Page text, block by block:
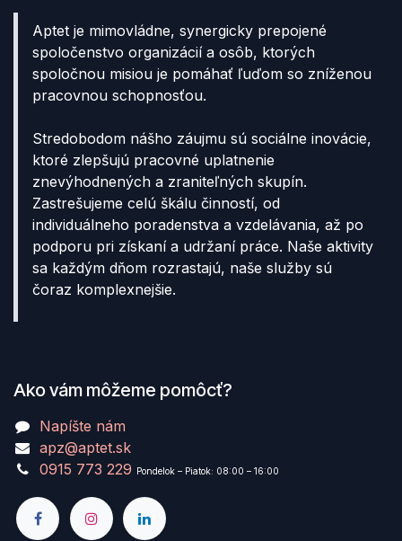
Aptet je mimovládne, synergicky prepojené
spoločenstvo organizácií a osôb, ktorých
spoločnou misiou je pomáhať ľuďom so zníženou
pracovnou schopnosťou.
Stredobodom nášho záujmu sú sociálne inovácie,
ktoré zlepšujú pracovné uplatnenie
znevýhodnených a zraniteľných skupín.
Zastrešujeme celú škálu činností, od
individuálneho poradenstva a vzdelávania, až po
podporu pri získaní a udržaní práce. Naše aktivity
sa každým dňom rozrastajú, naše služby sú
čoraz komplexnejšie.
Ako vám môžeme pomôcť?
Napíšte nám
apz@aptet.sk
0915 773 229 Pondelok – Piatok: 08:00 – 16:00